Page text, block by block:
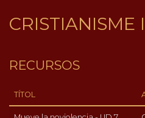
CRISTIANISME
RECURSOS
TÍTOL